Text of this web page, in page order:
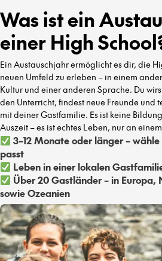
Was ist ein
einer High
Ein Austauschjahr ermöglicht es dir, die
neuen Umfeld zu erleben – in einem
Kultur und einer anderen Sprache. Du
den Unterricht, findest neue Freunde und
mit deiner Gastfamilie. Es ist keine
Auszeit – es ist echtes Leben, nur an
3–12 Monate oder länger –
passt
Leben in einer lokalen
Über 20 Gastländer – in Europa,
sowie Ozeanien